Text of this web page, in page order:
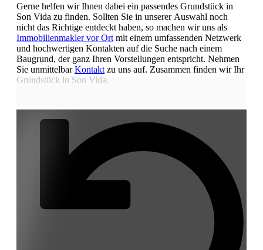
Gerne helfen wir Ihnen dabei ein passendes Grundstück in
Son Vida zu finden. Sollten Sie in unserer Auswahl noch
nicht das Richtige entdeckt haben, so machen wir uns als
Immobilienmakler vor Ort mit einem umfassenden Netzwerk
und hochwertigen Kontakten auf die Suche nach einem
Baugrund, der ganz Ihren Vorstellungen entspricht. Nehmen
Sie unmittelbarKontakt zu uns auf. Zusammen finden wir Ihr
Grundstück in Son Vida.